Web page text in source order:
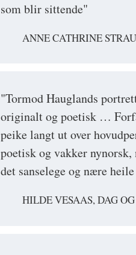
som blir sittende"
ANNE CATHRINE
"Tormod Hauglands
originalt og poetisk …
peike langt ut over
poetisk og vakker
det sanselege og nære
HILDE VESAAS, DAG